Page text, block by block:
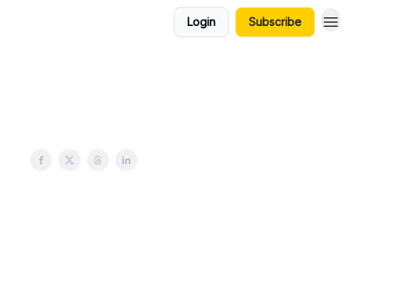
Login Subscribe